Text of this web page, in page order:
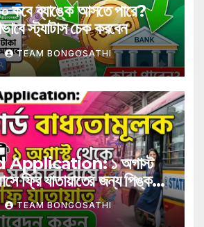
কবে ব্যাঙ্কে আসতে পারে?
স্ট্যাটাস চেক করবেন
TEAM BONGOSATHI
১ অগাস্ট
ফ্রি যাতায়াতের জন্য পিঙ্ক
আবেদন করুন এখনই
TEAM BONGOSATHI